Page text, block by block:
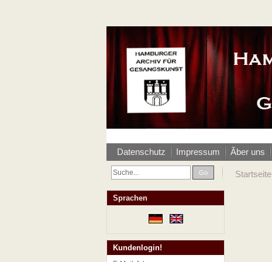
Datenschutz Impressum Ãber uns
Go Startseite
Sprachen
Kundenlogin!